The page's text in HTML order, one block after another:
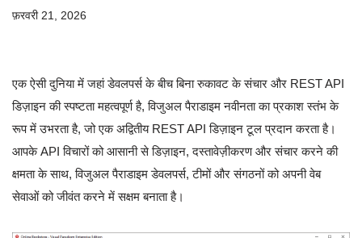
फ़रवरी 21, 2026
एक ऐसी दुनिया में जहां डेवलपर्स के बीच बिना रुकावट के संचार और REST API
डिज़ाइन की स्पष्टता महत्वपूर्ण है, विजुअल पैराडाइम नवीनता का प्रकाश स्तंभ के
रूप में उभरता है, जो एक अद्वितीय REST API डिज़ाइन टूल प्रदान करता है।
आपके API विचारों को आसानी से डिज़ाइन, दस्तावेज़ीकरण और संचार करने की
क्षमता के साथ, विजुअल पैराडाइम डेवलपर्स, टीमों और संगठनों को अपनी वेब
सेवाओं को जीवंत करने में सक्षम बनाता है।